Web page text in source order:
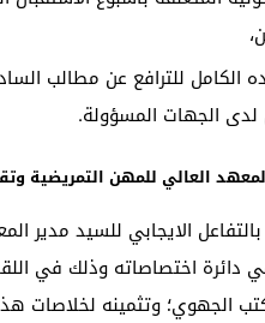
الكامل للترافع عن مطالب
لدى الجهات المسؤولة.
العالي للمهن التمريضية
الايجابي للسيد مدير
دائرة اختصاصاته وذلك في
الجهوي؛ وتثمينه لخلاصات